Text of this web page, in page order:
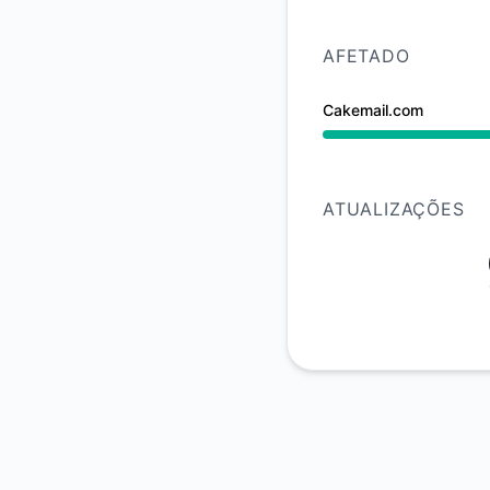
AFETADO
Cakemail.com
Operacional
ATUALIZAÇÕES